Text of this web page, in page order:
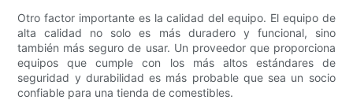
Otro factor importante es la calidad del equipo. El equipo de
alta calidad no solo es más duradero y funcional, sino
también más seguro de usar. Un proveedor que proporciona
equipos que cumple con los más altos estándares de
seguridad y durabilidad es más probable que sea un socio
confiable para una tienda de comestibles.